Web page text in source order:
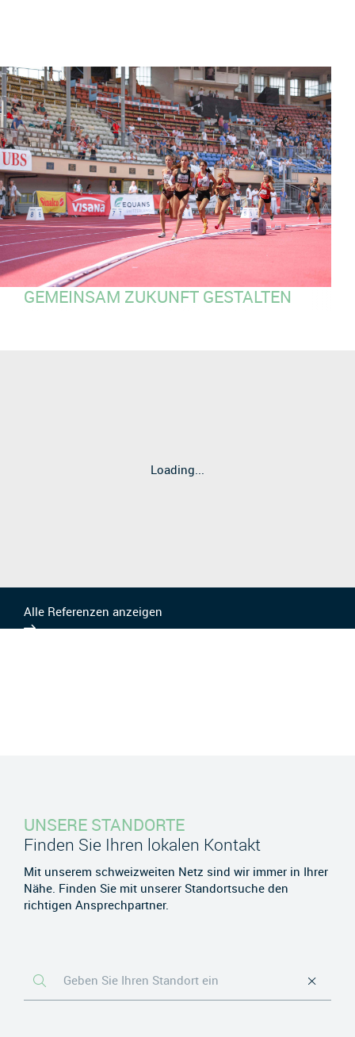
GEMEINSAM ZUKUNFT GESTALTEN
Loading...
Alle Referenzen anzeigen
UNSERE STANDORTE
Finden Sie Ihren lokalen Kontakt
Mit unserem schweizweiten Netz sind wir immer in Ihrer
Nähe. Finden Sie mit unserer Standortsuche den
richtigen Ansprechpartner.